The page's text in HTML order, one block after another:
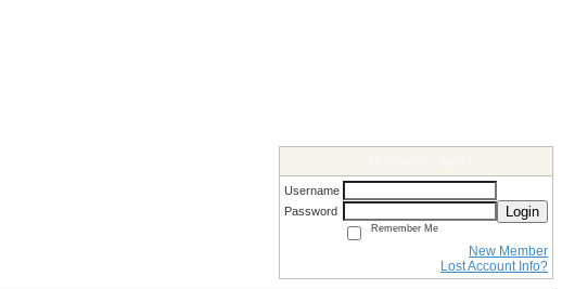
Username
Password
Login
Remember Me
New Member
Lost Account Info?